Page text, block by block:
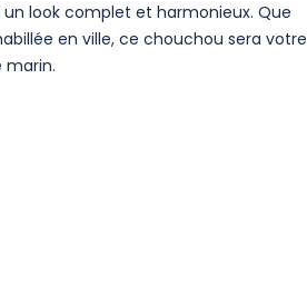
look complet et harmonieux. Que
en ville, ce chouchou sera votre
marin.